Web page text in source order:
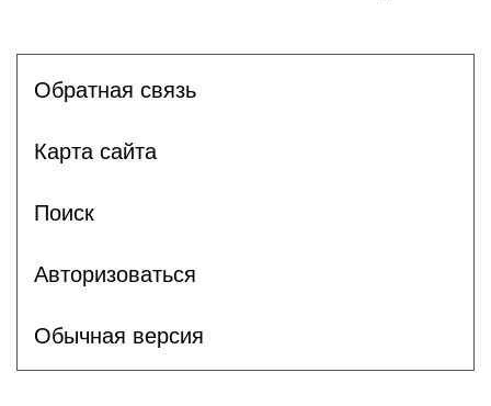
Обратная связь
Карта сайта
Поиск
Авторизоваться
Обычная версия